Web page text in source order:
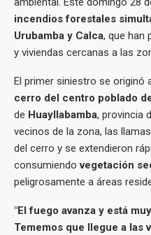
incendios forestales
Urubamba y Calca, que han
y viviendas cercanas a las
El primer siniestro se originó
cerro del centro poblado
de Huayllabamba, provincia
vecinos de la zona, las
del cerro y se extendieron
consumiendovegetación
peligrosamente a áreas
"El fuego avanza y está
Tememos que llegue a las